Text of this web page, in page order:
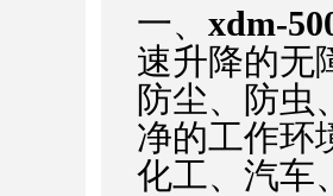
一、 xdm-
速升降的无
防尘、防虫
净的工作环
化工、汽车